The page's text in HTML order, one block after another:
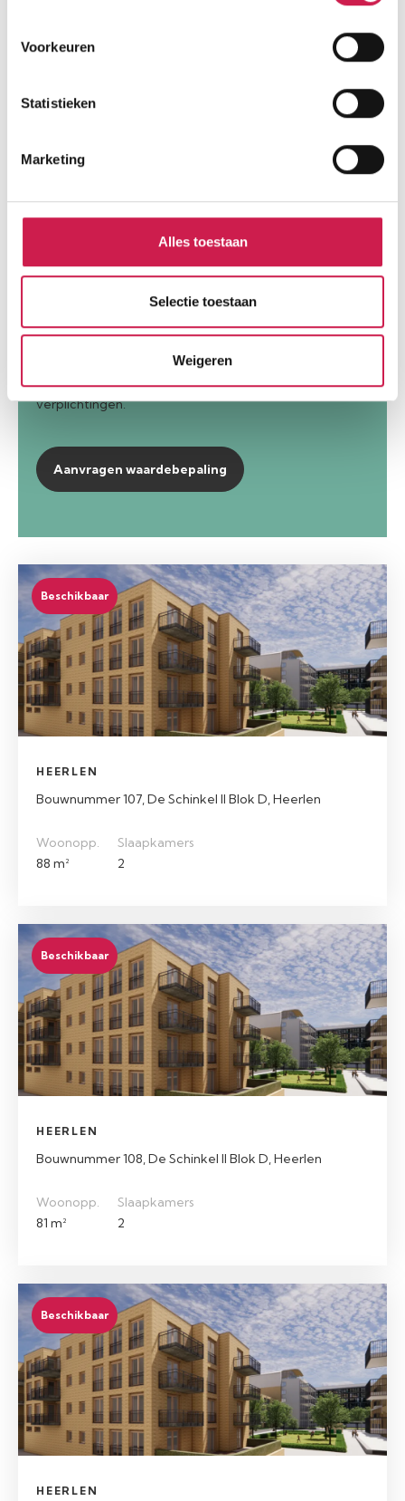
Voorkeuren
Statistieken
Marketing
Alles toestaan
Selectie toestaan
Weigeren
Gratis Waardebepaling
Benieuwd naar de waarde van je woning? Maak dan een
afspraak voor eengratis waardebepalingzonder
verplichtingen.
Aanvragen waardebepaling
Beschikbaar
HEERLEN
Bouwnummer 107, De Schinkel II Blok D, Heerlen
Woonopp.
88 m²
Slaapkamers
2
Beschikbaar
HEERLEN
Bouwnummer 108, De Schinkel II Blok D, Heerlen
Woonopp.
81 m²
Slaapkamers
2
Beschikbaar
HEERLEN